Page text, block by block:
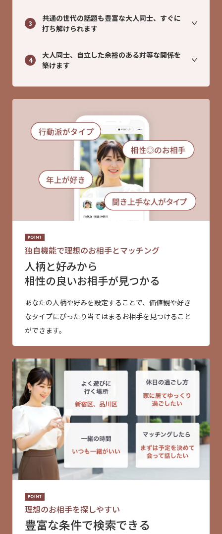
3
共通の世代の話題も豊富な大人同士、すぐに
打ち解けられます
4
大人同士、自立した余裕のある対等な関係を
築けます
独自機能で理想のお相手とマッチング
人柄と好みから
相性の良いお相手が見つかる
あなたの人柄や好みを設定することで、価値観や好き
なタイプにぴったり当てはまるお相手を見つけること
ができます。
理想のお相手を探しやすい
豊富な条件で検索できる